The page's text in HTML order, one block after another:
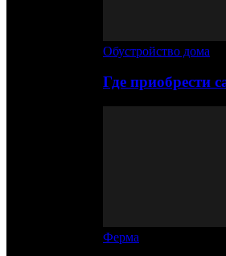
Обустройство дома
Где приобрести
Ферма